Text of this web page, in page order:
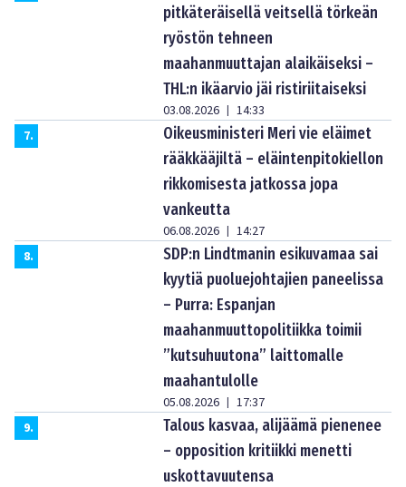
pitkäteräisellä veitsellä törkeän
ryöstön tehneen
maahanmuuttajan alaikäiseksi –
THL:n ikäarvio jäi ristiriitaiseksi
03.08.2026 | 14:33
7.
Oikeusministeri Meri vie eläimet
rääkkääjiltä – eläintenpitokiellon
rikkomisesta jatkossa jopa
vankeutta
06.08.2026 | 14:27
8.
SDP:n Lindtmanin esikuvamaa sai
kyytiä puoluejohtajien paneelissa
– Purra: Espanjan
maahanmuuttopolitiikka toimii
”kutsuhuutona” laittomalle
maahantulolle
05.08.2026 | 17:37
9.
Talous kasvaa, alijäämä pienenee
– opposition kritiikki menetti
uskottavuutensa